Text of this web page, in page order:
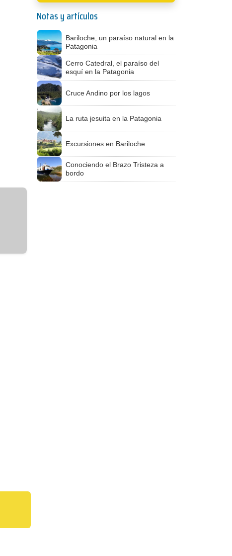
Notas y artículos
Bariloche, un paraíso natural en la
Patagonia
Cerro Catedral, el paraíso del
esquí en la Patagonia
Cruce Andino por los lagos
La ruta jesuita en la Patagonia
Excursiones en Bariloche
Conociendo el Brazo Tristeza a
bordo